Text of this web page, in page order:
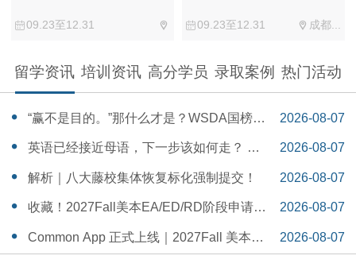
09.23至12.31 09.23至12.31 成都...
留学资讯 培训资讯 高分学员 录取案例 热门活动
“赢不是目的。”那什么才是？WSDA国榜第
一Serena给出她的回答
2026-08-07
14:55:58
英语已经接近母语，下一步该如何走？ 一
个WSDA冠军少年的成长答案
2026-08-07
14:42:48
解析｜八大藤校集体恢复标化强制提交！
2026-08-07
14:26:40
收藏！2027Fall美本EA/ED/RD阶段申请截
止日期汇总！
2026-08-07
14:20:11
Common App 正式上线｜2027Fall 美本申
2026-08-07